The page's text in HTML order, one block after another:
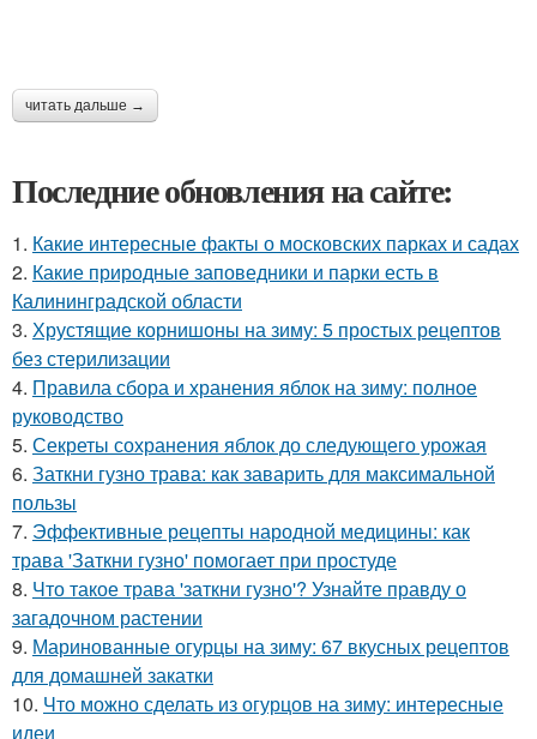
читать дальше →
Последние обновления на сайте:
1. Какие интересные факты о московских парках и садах
2. Какие природные заповедники и парки есть в
Калининградской области
3. Хрустящие корнишоны на зиму: 5 простых рецептов
без стерилизации
4. Правила сбора и хранения яблок на зиму: полное
руководство
5. Секреты сохранения яблок до следующего урожая
6. Заткни гузно трава: как заварить для максимальной
пользы
7. Эффективные рецепты народной медицины: как
трава 'Заткни гузно' помогает при простуде
8. Что такое трава 'заткни гузно'? Узнайте правду о
загадочном растении
9. Маринованные огурцы на зиму: 67 вкусных рецептов
для домашней закатки
10. Что можно сделать из огурцов на зиму: интересные
идеи